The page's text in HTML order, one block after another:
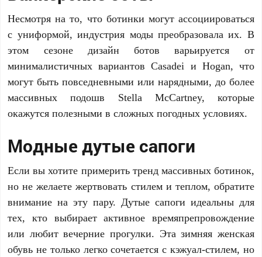
Несмотря на то, что ботинки могут ассоциироваться
с униформой, индустрия моды преобразовала их. В
этом сезоне дизайн ботов варьируется от
минималистичных вариантов Casadei и Hogan, что
могут быть повседневными или нарядными, до более
массивных подошв Stella McCartney, которые
окажутся полезными в сложных погодных условиях.
Модные дутые сапоги
Если вы хотите примерить тренд массивных ботинок,
но не желаете жертвовать стилем и теплом, обратите
внимание на эту пару. Дутые сапоги идеальны для
тех, кто выбирает активное времяпрепровождение
или любит вечерние прогулки. Эта зимняя женская
обувь не только легко сочетается с кэжуал-стилем, но